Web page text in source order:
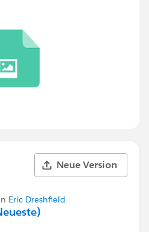
Neue Version
Eric Dreshfield